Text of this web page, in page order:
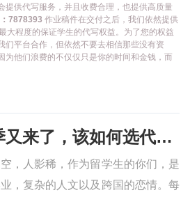
提供代写服务，并且收费合理，也提供高质量
7878393 作业稿件在交付之后，我们依然提供
大程度的保证学生的代写权益。为了您的权益
们平台合作，但依然不要去相信那些没有资
为他们浪费的不仅仅只是你的时间和金钱，而
考试周，作业季又来了，该如何选代写？便宜的代写、代考会有哪些问题？
，人影稀，作为留学生的你们，是
，复杂的人文以及跨国的恋情。每